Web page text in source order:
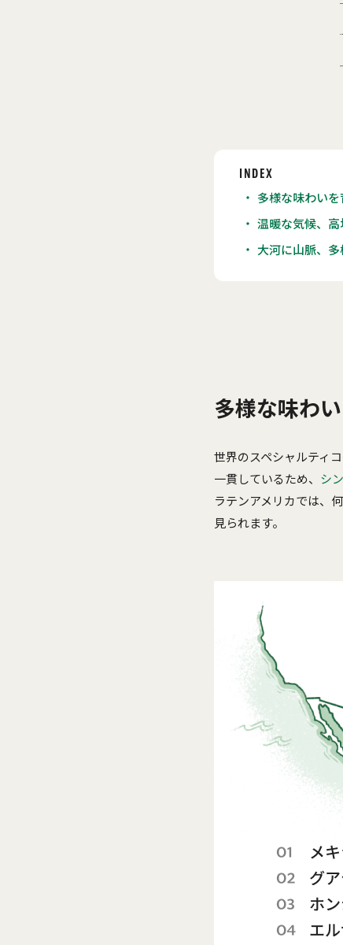
INDEX
多様な味わい
温暖な気候、
大河に山脈、
多様な味わ
世界のスペシャルティ
一貫しているため、 シ
ラテンアメリカでは、
見られます。